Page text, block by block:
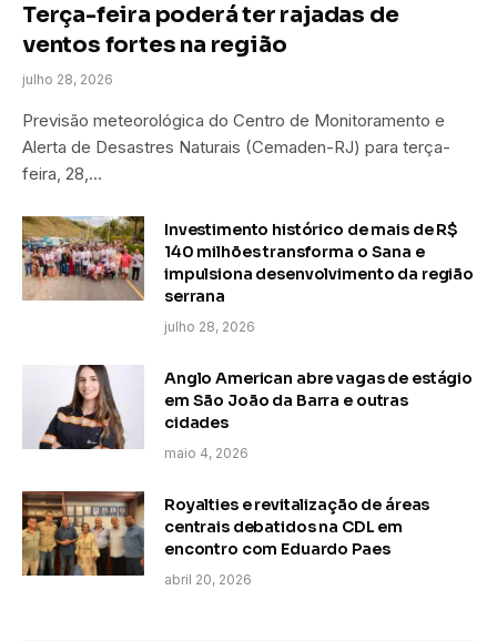
Terça-feira poderá ter rajadas de
ventos fortes na região
julho 28, 2026
Previsão meteorológica do Centro de Monitoramento e
Alerta de Desastres Naturais (Cemaden-RJ) para terça-
feira, 28,…
Investimento histórico de mais de R$
140 milhões transforma o Sana e
impulsiona desenvolvimento da região
serrana
julho 28, 2026
Anglo American abre vagas de estágio
em São João da Barra e outras
cidades
maio 4, 2026
Royalties e revitalização de áreas
centrais debatidos na CDL em
encontro com Eduardo Paes
abril 20, 2026